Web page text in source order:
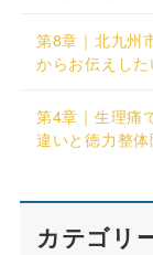
第8章｜北九州
からお伝えした
第4章｜生理痛
違いと徳力整
カテゴリ